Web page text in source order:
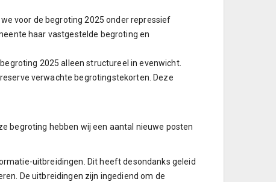
voor de begroting 2025 onder repressief
haar vastgestelde begroting en
2025 alleen structureel in evenwicht.
verwachte begrotingstekorten. Deze
begroting hebben wij een aantal nieuwe posten
uitbreidingen. Dit heeft desondanks geleid
De uitbreidingen zijn ingediend om de